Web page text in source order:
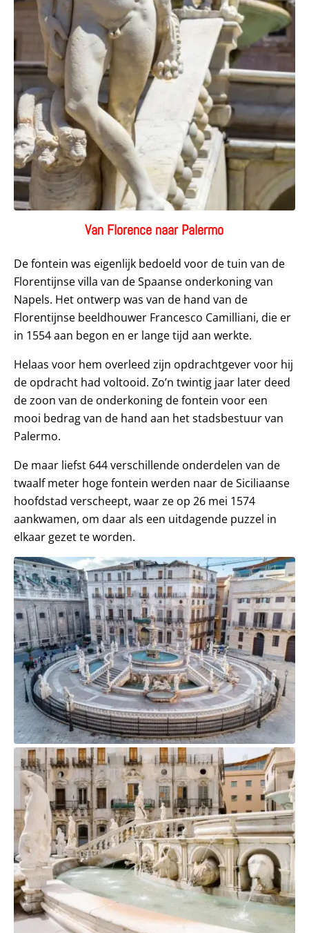
Van Florence naar Palermo
De fontein was eigenlijk bedoeld voor de tuin van de
Florentijnse villa van de Spaanse onderkoning van
Napels. Het ontwerp was van de hand van de
Florentijnse beeldhouwer Francesco Camilliani, die er
in 1554 aan begon en er lange tijd aan werkte.
Helaas voor hem overleed zijn opdrachtgever voor hij
de opdracht had voltooid. Zo’n twintig jaar later deed
de zoon van de onderkoning de fontein voor een
mooi bedrag van de hand aan het stadsbestuur van
Palermo.
De maar liefst 644 verschillende onderdelen van de
twaalf meter hoge fontein werden naar de Siciliaanse
hoofdstad verscheept, waar ze op 26 mei 1574
aankwamen, om daar als een uitdagende puzzel in
elkaar gezet te worden.